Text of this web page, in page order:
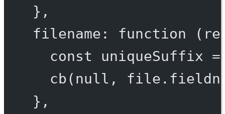
},
filename : function (
const
uniqueSuffix =
cb( null ,
},